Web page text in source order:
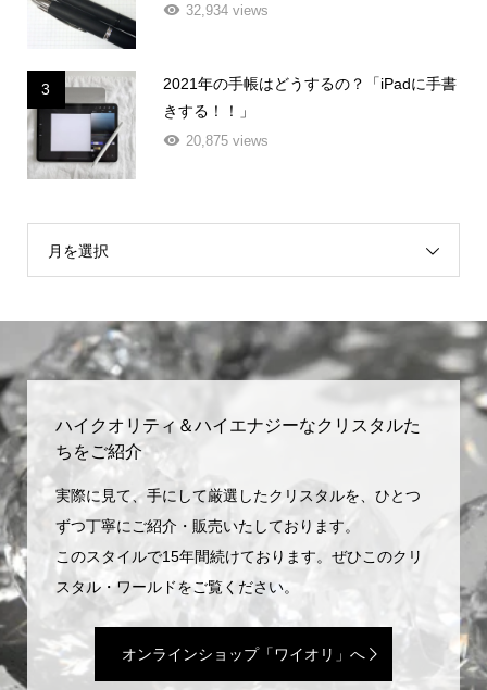
32,934 views
3
2021年の手帳はどうするの？「iPadに手書
きする！！」
20,875 views
月を選択
ハイクオリティ＆ハイエナジーなクリスタルた
ちをご紹介
実際に見て、手にして厳選したクリスタルを、ひとつ
ずつ丁寧にご紹介・販売いたしております。
このスタイルで15年間続けております。ぜひこのクリ
スタル・ワールドをご覧ください。
オンラインショップ「ワイオリ」へ